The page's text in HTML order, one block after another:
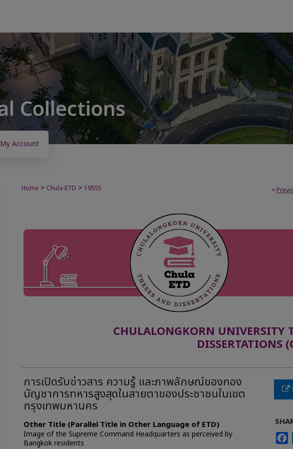
My Account
<
Home > Chula-ETD > 19555
CHULALONGKORN UNIVERSITY
DISSERTATIONS
การเปิดรับข่าวสาร ความรู้ และภาพลักษณ์ของกอง
บัญชาการทหารสูงสุดในสายตาของประชาชนในเขต
กรุงเทพมหานคร
Other Title (Parallel Title in Other Language of ETD)
Image of the Supreme Command Headquarters as perceived by
Bangkok residents